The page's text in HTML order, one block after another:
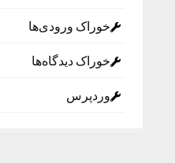
خوراک ورودی‌ها
خوراک دیدگاه‌ها
وردپرس